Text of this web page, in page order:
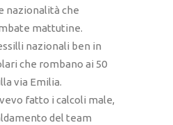
nazionalità che
mattutine.
nazionali ben in
che rombano ai 50
via Emilia.
fatto i calcoli male,
del team